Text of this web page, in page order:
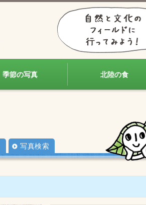
季節の写真 北陸の食
写真検索